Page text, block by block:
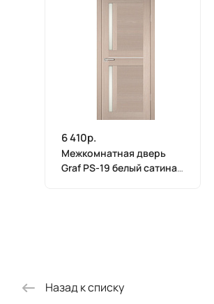
6 410р.
Межкомнатная дверь
Graf PS-19 белый сатинат
Назад к списку